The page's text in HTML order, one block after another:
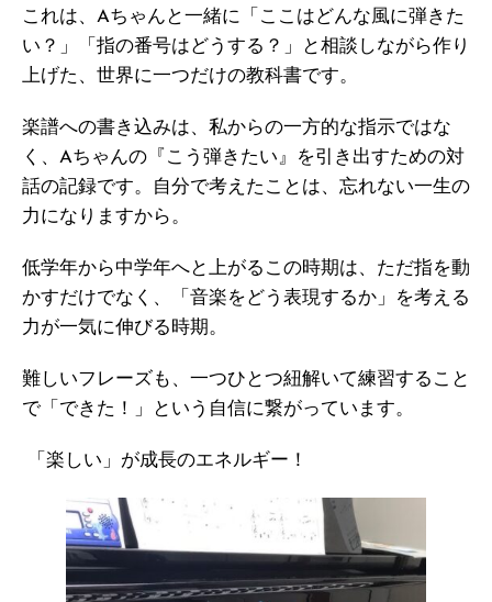
これは、Aちゃんと一緒に「ここはどんな風に弾きた
い？」「指の番号はどうする？」と相談しながら作り
上げた、世界に一つだけの教科書です。
楽譜への書き込みは、私からの一方的な指示ではな
く、Aちゃんの『こう弾きたい』を引き出すための対
話の記録です。自分で考えたことは、忘れない一生の
力になりますから。
低学年から中学年へと上がるこの時期は、ただ指を動
かすだけでなく、「音楽をどう表現するか」を考える
力が一気に伸びる時期。
難しいフレーズも、一つひとつ紐解いて練習すること
で「できた！」という自信に繋がっています。
「楽しい」が成長のエネルギー！